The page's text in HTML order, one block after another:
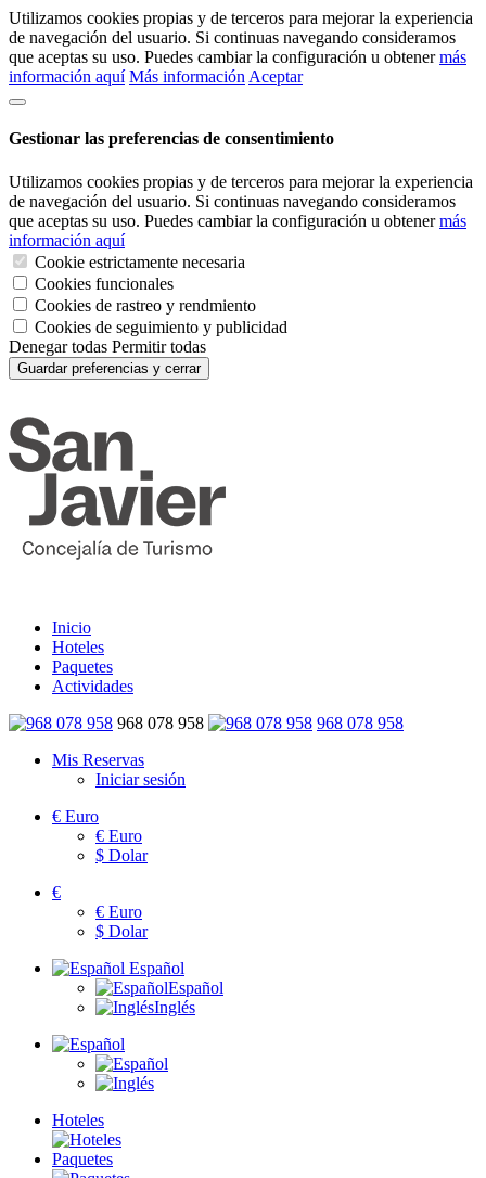
Utilizamos cookies propias y de terceros para mejorar la experiencia
de navegación del usuario. Si continuas navegando consideramos
que aceptas su uso. Puedes cambiar la configuración u obtenermás
información aquí Más información Aceptar
Gestionar las preferencias de consentimiento
Utilizamos cookies propias y de terceros para mejorar la experiencia
de navegación del usuario. Si continuas navegando consideramos
que aceptas su uso. Puedes cambiar la configuración u obtenermás
información aquí
Cookie estrictamente necesaria
Cookies funcionales
Cookies de rastreo y rendmiento
Cookies de seguimiento y publicidad
Denegar todas Permitir todas
Guardar preferencias y cerrar
Inicio
Hoteles
Paquetes
Actividades
968 078 958
968 078 958
Mis Reservas
Iniciar sesión
€ Euro
€ Euro
$ Dolar
€
€ Euro
$ Dolar
Español
Español
Inglés
Hoteles
Paquetes